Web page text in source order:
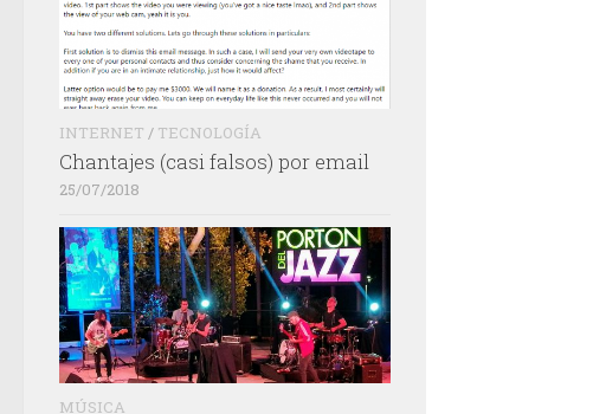
INTERNET / TECNOLOGÍA
Chantajes (casi falsos) por email
25/07/2018
MÚSICA